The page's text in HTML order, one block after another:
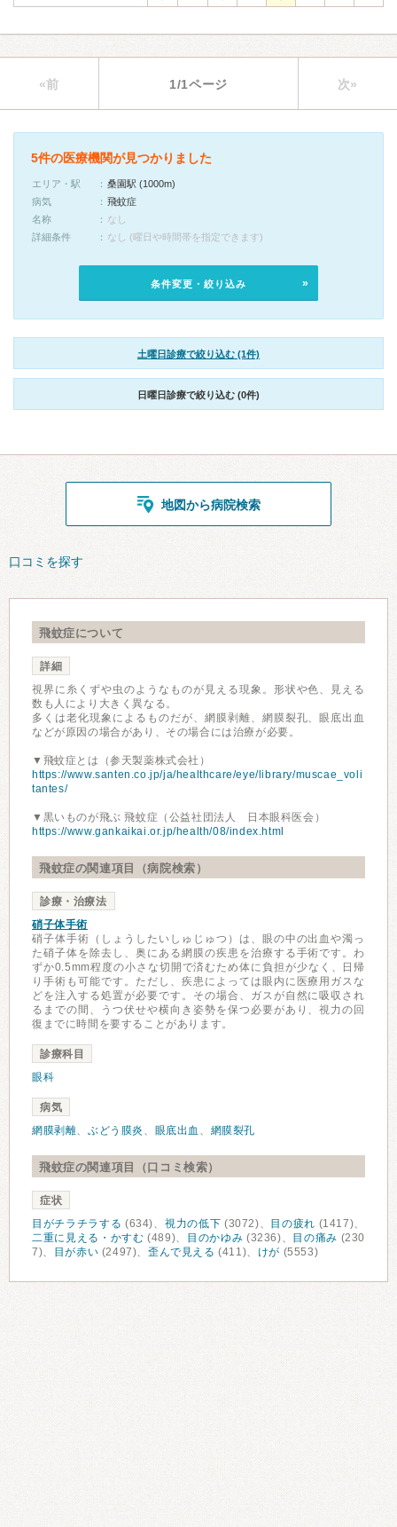
«前 1/1ページ 次»
5件の医療機関が見つかりました
エリア・駅
桑園駅 (1000m)
病気
飛蚊症
名称
なし
詳細条件
なし (曜日や時間帯を指定できます)
条件変更・絞り込み
土曜日診療で絞り込む (1件)
日曜日診療で絞り込む (0件)
地図から病院検索
口コミを探す
飛蚊症について
詳細
視界に糸くずや虫のようなものが見える現象。形状や色、見える
数も人により大きく異なる。
多くは老化現象によるものだが、網膜剥離、網膜裂孔、眼底出血
などが原因の場合があり、その場合には治療が必要。
▼飛蚊症とは（参天製薬株式会社）
https://www.santen.co.jp/ja/healthcare/eye/library/muscae_voli
tantes/
▼黒いものが飛ぶ 飛蚊症（公益社団法人 日本眼科医会）
https://www.gankaikai.or.jp/health/08/index.html
飛蚊症の関連項目（病院検索）
診療・治療法
硝子体手術
硝子体手術（しょうしたいしゅじゅつ）は、眼の中の出血や濁っ
た硝子体を除去し、奥にある網膜の疾患を治療する手術です。わ
ずか0.5mm程度の小さな切開で済むため体に負担が少なく、日帰
り手術も可能です。ただし、疾患によっては眼内に医療用ガスな
どを注入する処置が必要です。その場合、ガスが自然に吸収され
るまでの間、うつ伏せや横向き姿勢を保つ必要があり、視力の回
復までに時間を要することがあります。
診療科目
眼科
病気
網膜剥離、ぶどう膜炎 、 眼底出血 、 網膜裂孔
飛蚊症の関連項目（口コミ検索）
症状
目がチラチラする (634)、 視力の低下 (3072)、 目の疲れ (1417)、
二重に見える・かすむ (489)、 目のかゆみ (3236)、 目の痛み (230
7)、
目が赤い (2497)、歪んで見える (411)、 けが (5553)